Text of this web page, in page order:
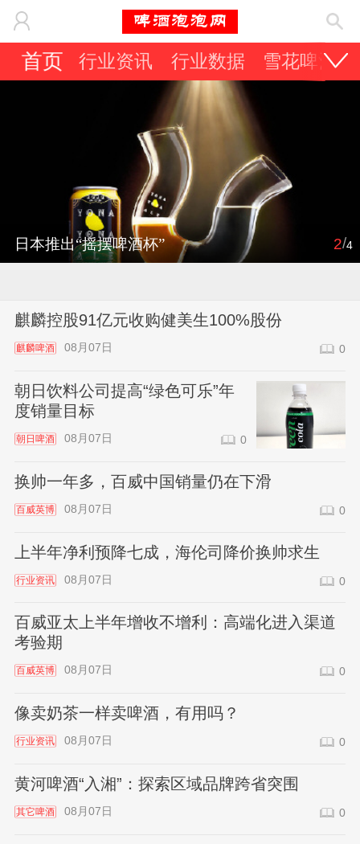
首页 行业资讯 行业数据 雪花啤酒
日本推出“摇摆啤酒杯” 2/4
麒麟控股91亿元收购健美生100%股份
麒麟啤酒 08月07日 0
朝日饮料公司提高“绿色可乐”年
度销量目标
朝日啤酒 08月07日 0
换帅一年多，百威中国销量仍在下滑
百威英博 08月07日 0
上半年净利预降七成，海伦司降价换帅求生
行业资讯 08月07日 0
百威亚太上半年增收不增利：高端化进入渠道
考验期
百威英博 08月07日 0
像卖奶茶一样卖啤酒，有用吗？
行业资讯 08月07日 0
黄河啤酒“入湘”：探索区域品牌跨省突围
其它啤酒 08月07日 0